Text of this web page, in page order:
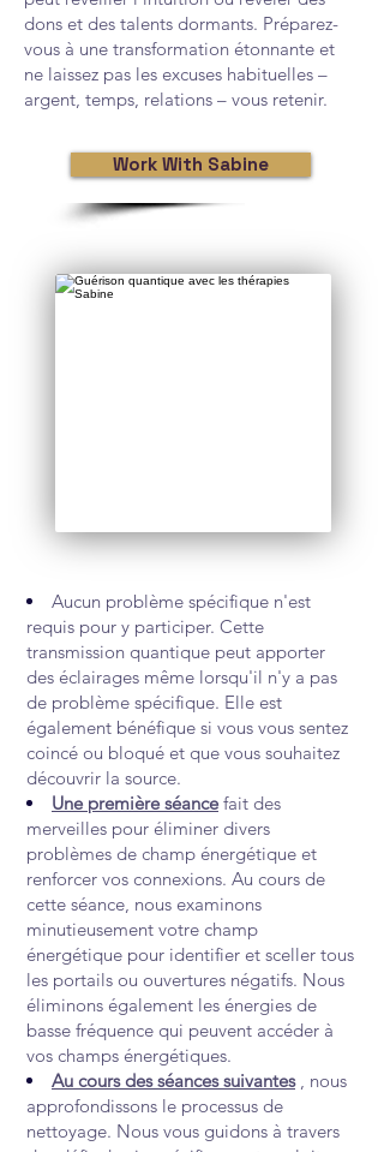
dons et des talents dormants. Préparez-
vous à une transformation étonnante et
ne laissez pas les excuses habituelles –
argent, temps, relations – vous retenir.
Work With Sabine
Aucun problème spécifique n'est
requis pour y participer. Cette
transmission quantique peut apporter
des éclairages même lorsqu'il n'y a pas
de problème spécifique. Elle est
également bénéfique si vous vous sentez
coincé ou bloqué et que vous souhaitez
découvrir la source.
Une première séance fait des
merveilles pour éliminer divers
problèmes de champ énergétique et
renforcer vos connexions. Au cours de
cette séance, nous examinons
minutieusement votre champ
énergétique pour identifier et sceller tous
les portails ou ouvertures négatifs. Nous
éliminons également les énergies de
basse fréquence qui peuvent accéder à
vos champs énergétiques.
Au cours des séances suivantes, nous
approfondissons le processus de
nettoyage. Nous vous guidons à travers